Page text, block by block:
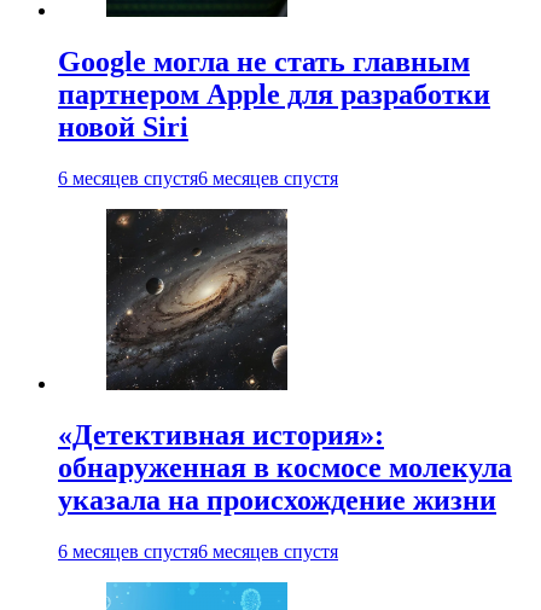
Google могла не стать главным
партнером Apple для разработки
новой Siri
6 месяцев спустя6 месяцев спустя
«Детективная история»:
обнаруженная в космосе молекула
указала на происхождение жизни
6 месяцев спустя6 месяцев спустя